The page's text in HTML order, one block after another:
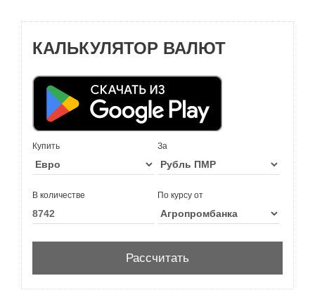
КАЛЬКУЛЯТОР ВАЛЮТ
Купить За
В количестве По курсу от